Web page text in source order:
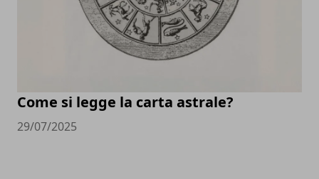
Come si legge la carta astrale?
29/07/2025